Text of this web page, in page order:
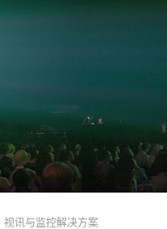
视讯与监控解决方案